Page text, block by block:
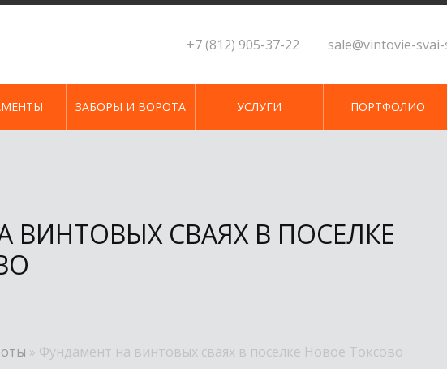
+7 (812) 905-37-22 sale@vintovie-
ЗАБОРЫ И ВОРОТА УСЛУГИ ПОРТФОЛИО
ВИНТОВЫХ СВАЯХ В ПОСЕЛКЕ
» Фундамент на винтовых сваях в поселке Новое Токсово